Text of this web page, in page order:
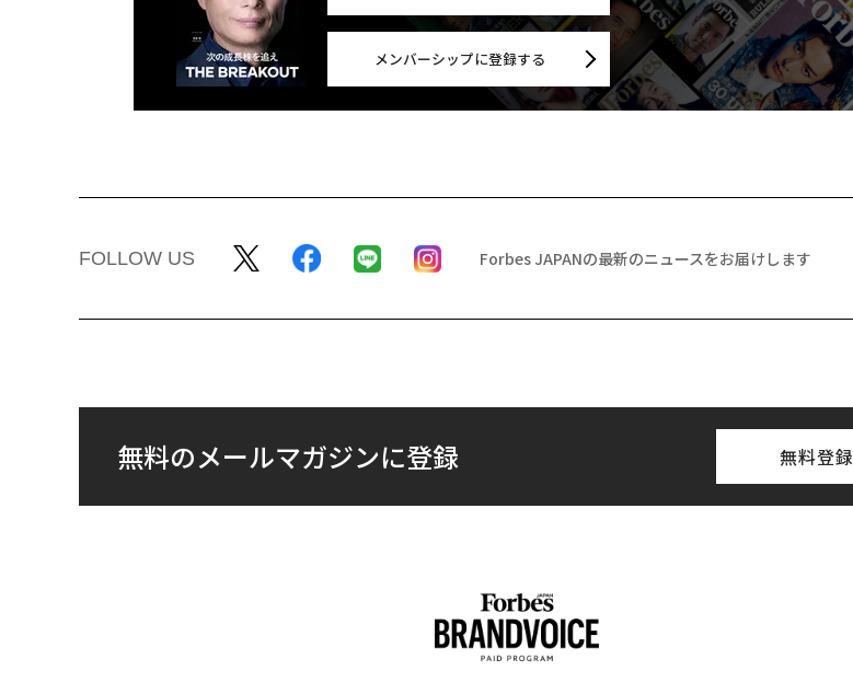
メンバーシップに登録する
FOLLOW US Forbes JAPANの最新のニュースをお届けします
無料のメールマガジンに登録 無料登録